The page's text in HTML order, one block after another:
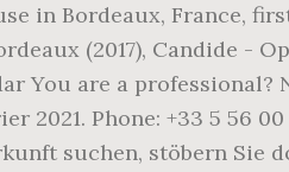
in Bordeaux, France,
(2017), Candide -
You are a
2021. Phone: +33 5 56
suchen, stöbern Sie